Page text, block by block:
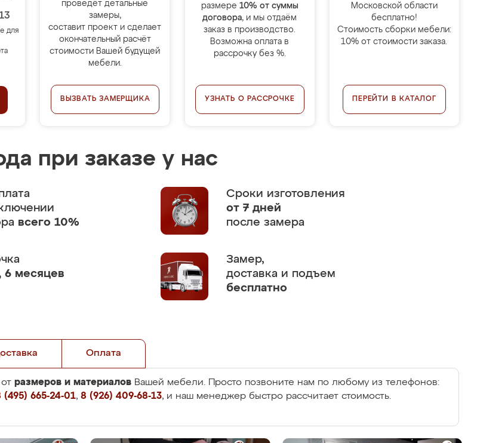
для
проведёт детальные
замеры,
составит проект и сделает
окончательный расчёт
стоимости Вашей будущей
мебели.
ВЫЗВАТЬ ЗАМЕРЩИКА
размере 10% от суммы
договора, и мы отдаём
заказ в производство.
Возможна оплата в
рассрочку без %.
УЗНАТЬ О РАССРОЧКЕ
Московской области
бесплатно!
Стоимость сборки мебели:
10% от стоимости заказа.
ПЕРЕЙТИ В КАТАЛОГ
при заказе у нас
всего 10%
Сроки изготовления
от 7 дней
после замера
6 месяцев
Замер,
доставка и подъем
бесплатно
Оплата
размеров и материалов Вашей мебели. Просто позвоните нам по любому из телефонов:
(495) 665-24-01, 8 (926) 409-68-13, и наш менеджер быстро рассчитает стоимость.